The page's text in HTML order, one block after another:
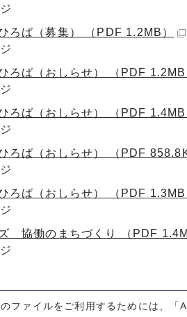
ろば（募集） （PDF 1.2MB）
ろば（おしらせ） （PDF 1.2MB
ろば（おしらせ） （PDF 1.4MB
ろば（おしらせ） （PDF
ろば（おしらせ） （PDF 1.3MB
協働のまちづくり （PDF
ファイルをご利用するためには、